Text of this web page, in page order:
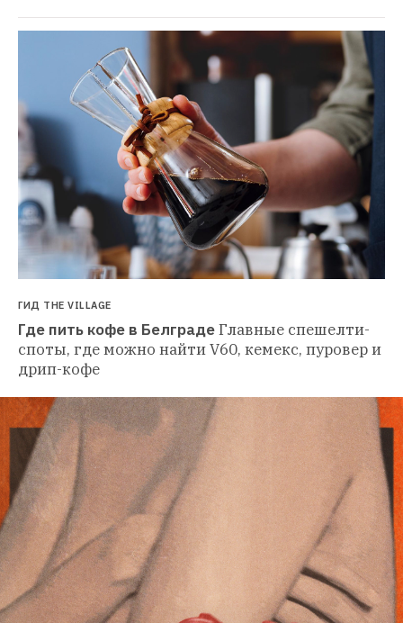
ГИД THE VILLAGE
Где пить кофе в БелградеГлавные спешелти-
споты, где можно найти V60, кемекс, пуровер и
дрип-кофе